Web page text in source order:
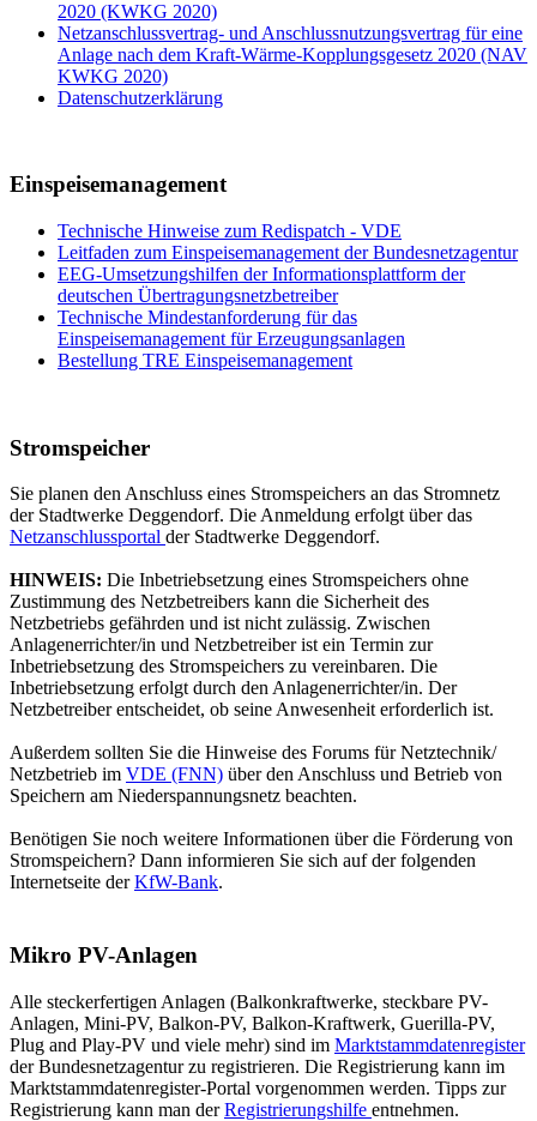
2020 (KWKG 2020)
Netzanschlussvertrag- und Anschlussnutzungsvertrag für eine
Anlage nach dem Kraft-Wärme-Kopplungsgesetz 2020 (NAV
KWKG 2020)
Datenschutzerklärung
Einspeisemanagement
Technische Hinweise zum Redispatch - VDE
Leitfaden zum Einspeisemanagement der Bundesnetzagentur
EEG-Umsetzungshilfen der Informationsplattform der
deutschen Übertragungsnetzbetreiber
Technische Mindestanforderung für das
Einspeisemanagement für Erzeugungsanlagen
Bestellung TRE Einspeisemanagement
Stromspeicher
Sie planen den Anschluss eines Stromspeichers an das Stromnetz
der Stadtwerke Deggendorf. Die Anmeldung erfolgt über das
Netzanschlussportal der Stadtwerke Deggendorf.
HINWEIS: Die Inbetriebsetzung eines Stromspeichers ohne
Zustimmung des Netzbetreibers kann die Sicherheit des
Netzbetriebs gefährden und ist nicht zulässig. Zwischen
Anlagenerrichter/in und Netzbetreiber ist ein Termin zur
Inbetriebsetzung des Stromspeichers zu vereinbaren. Die
Inbetriebsetzung erfolgt durch den Anlagenerrichter/in. Der
Netzbetreiber entscheidet, ob seine Anwesenheit erforderlich ist.
Außerdem sollten Sie die Hinweise des Forums für Netztechnik/
Netzbetrieb im VDE (FNN) über den Anschluss und Betrieb von
Speichern am Niederspannungsnetz beachten.
Benötigen Sie noch weitere Informationen über die Förderung von
Stromspeichern? Dann informieren Sie sich auf der folgenden
Internetseite derKfW-Bank.
Mikro PV-Anlagen
Alle steckerfertigen Anlagen (Balkonkraftwerke, steckbare PV-
Anlagen, Mini-PV, Balkon-PV, Balkon-Kraftwerk, Guerilla-PV,
Plug and Play-PV und viele mehr) sind im Marktstammdatenregister
der Bundesnetzagentur zu registrieren. Die Registrierung kann im
Marktstammdatenregister-Portal vorgenommen werden. Tipps zur
Registrierung kann man derRegistrierungshilfe entnehmen.